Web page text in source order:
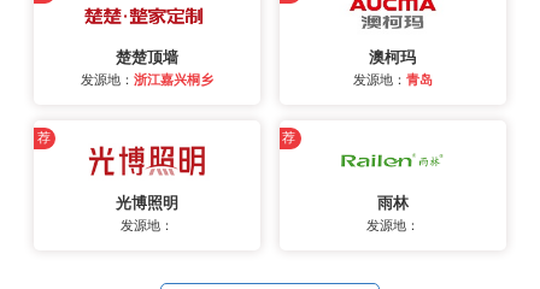
楚楚顶墙
发源地：浙江嘉兴桐乡
澳柯玛
发源地： 青岛
荐
光博照明
发源地：
荐
雨林
发源地：